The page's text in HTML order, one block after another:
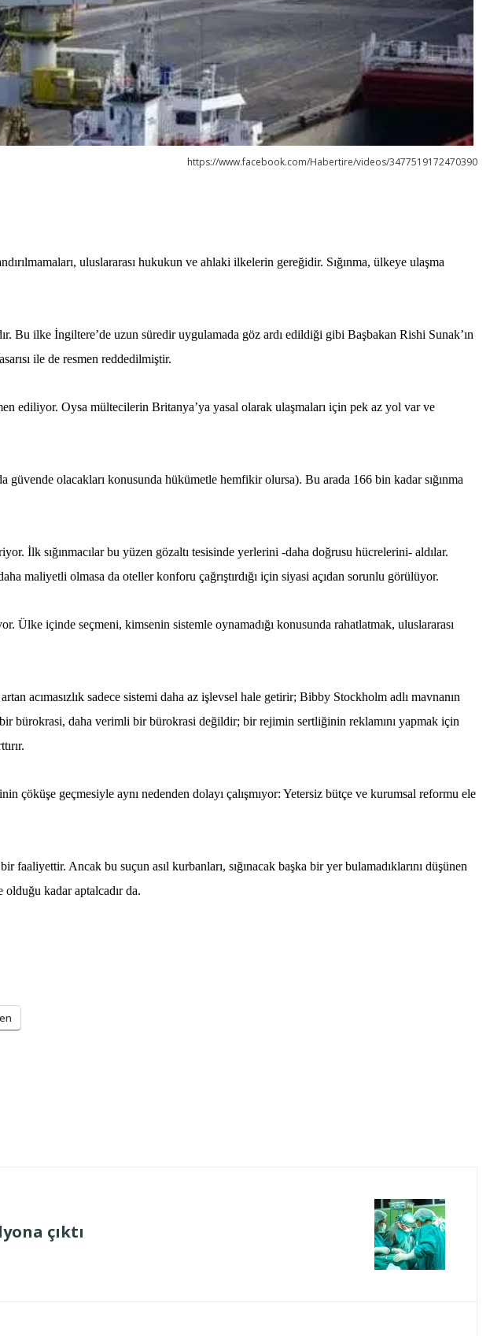
https://www.facebook.com/Habertire/videos/3477519172470390
uluslararası hukukun ve ahlaki ilkelerin gereğidir. Sığınma, ülkeye ulaşma
Bu ilke İngiltere’de uzun süredir uygulamada göz ardı edildiği gibi Başbakan Rishi Sunak’ın
ile de resmen reddedilmiştir.
ediliyor. Oysa mültecilerin Britanya’ya yasal olarak ulaşmaları için pek az yol var ve
olacakları konusunda hükümetle hemfikir olursa). Bu arada 166 bin kadar sığınma
İlk sığınmacılar bu yüzen gözaltı tesisinde yerlerini -daha doğrusu hücrelerini- aldılar.
maliyetli olmasa da oteller konforu çağrıştırdığı için siyasi açıdan sorunlu görülüyor.
Ülke içinde seçmeni, kimsenin sistemle oynamadığı konusunda rahatlatmak, uluslararası
acımasızlık sadece sistemi daha az işlevsel hale getirir; Bibby Stockholm adlı mavnanın
bürokrasi, daha verimli bir bürokrasi değildir; bir rejimin sertliğinin reklamını yapmak için
çöküşe geçmesiyle aynı nedenden dolayı çalışmıyor: Yetersiz bütçe ve kurumsal reformu ele
Ancak bu suçun asıl kurbanları, sığınacak başka bir yer bulamadıklarını düşünen
olduğu kadar aptalcadır da.
çıktı